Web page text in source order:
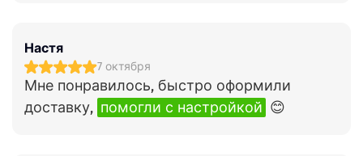
Настя
7 октября
Мне понравилось, быстро оформили
доставку, помогли с настройкой 😊